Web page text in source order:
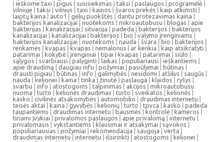
| ieškome taxi | pigus | susisiekimas | taksi | paslaugos | programėlė |
vilniuje | taksi | vilnius | taxi | kainos | švaros prekės | kaip atkimsti |
laiptų kaina | auto1 | gėlių puokštės | dantu protezavimas kaina |
bakterijos kanalizacijai | nuotekoms | mikroautobusu | blogas | apie
bakterijas | kanalizacijai | situacija | padeda | bakterijos | bakterijos
kanalizacijai | kanalizacijai | bakterijos | bio | valymo įrenginiams |
bakterijos kanalizacijai | nuotekoms | nauda | švara |bio | bakterijos |
renkamės | kvapas | kvapas | nemalonus | ar kenkia | kaip atsikratyti |
patarimai | kokybė | įrenginiai | tipai | kvapas | patarimai | siūlo |
sąlygos | svarbiausi |palyginti | laikas | populiariausi | ieškantiems |
apie draudimą | daugiau info | požymiai | pasiūlymai | būtinas |
drausti pigiau| būtinas | info | galimybės | nesidomi | atšilus | saugūs |
nauda | kelionei | kaina | tinka | žinutė | paslauga | klaidos | ryšys |
svarbu | info | atostogoms | talpinimas | akcijos | mikroautobusu
nuoma | turto | kelionės draudimas | turto | sveikatos | kelionės |
kasko | civilinės atsakomybės | automobilio | draudimas internetu |
teisės aktai | kaina | gyvybės | kelionių | turto | tpvca | kasko | padeda
taupantiems | draudimas internetu | bausmės | kontrolė | kameros |
tiriami įvykiai | privalomos paslaugos | apie privalomą | internetu |
privalomasis | vykstantiems | klausimai ir atsakymai | sąvokos |
populiariausias | požymiai | rekomendacija | saugoja | verta |
draudimas internetu | internetu | išsirinkti | atostogoms | kelionei |